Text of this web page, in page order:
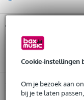
Cookie-instellingen
Om je bezoek aan
bij je te laten
Huur meerdere
€ 2.500,-
Gratis
Al na 4 maanden
Snelle vervanging
Twijfel je of de
DAW Controller
Productinformatie